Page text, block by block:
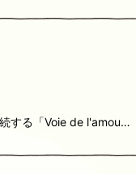
する「Voie de l'amou…